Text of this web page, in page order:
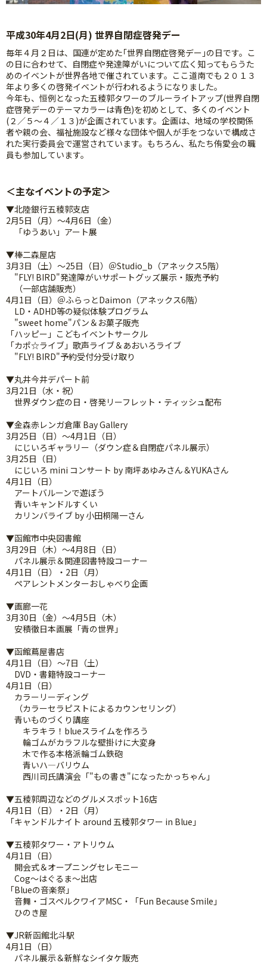
平成30年4月2日(月) 世界自閉症啓発デー
毎年４月２日は、国連が定めた｢世界自閉症啓発デー｣の日です。こ
の日に合わせて、自閉症や発達障がいについて広く知ってもらうた
めのイベントが世界各地で催されています。ここ道南でも２０１３
年より多くの啓発イベントが行われるようになりました。
今年も、恒例となった五稜郭タワーのブルーライトアップ(世界自閉
症啓発デーのテーマカラーは青色)を初めとして、多くのイベント
(２／５～４／１３)が企画されています。企画は、地域の学校関係
者や親の会、福祉施設など様々な団体や個人が手をつないで構成さ
れた実行委員会で運営されています。もちろん、私たち侑愛会の職
員も参加しています。
＜主なイベントの予定＞
▼北陸銀行五稜郭支店
2月5日（月）～4月6日（金）
「ゆうあい」アート展
▼棒二森屋店
3月3日（土）～25日（日）＠Studio_b（アネックス5階）
"FLY! BIRD"発達障がいサポートグッズ展示・販売予約
（一部店舗販売）
4月1日（日）＠ふらっとDaimon（アネックス6階）
LD・ADHD等の疑似体験プログラム
"sweet home"パン＆お菓子販売
「ハッピー」こどもイベントサークル
「カポ☆ライブ」歌声ライブ＆あおいろライブ
"FLY! BIRD"予約受付分受け取り
▼丸井今井デパート前
3月21日（水・祝）
世界ダウン症の日・啓発リーフレット・ティッシュ配布
▼金森赤レンガ倉庫 Bay Gallery
3月25日（日）～4月1日（日）
にじいろギャラリー（ダウン症＆自閉症パネル展示）
3月25日（日）
にじいろ mini コンサート by 南坪あゆみさん＆YUKAさん
4月1日（日）
アートバルーンで遊ぼう
青いキャンドルすくい
カリンバライブ by 小田桐陽一さん
▼函館市中央図書館
3月29日（木）～4月8日（日）
パネル展示＆関連図書特設コーナー
4月1日（日）・2日（月）
ペアレントメンターおしゃべり企画
▼画廊一花
3月30日（金）～4月5日（木）
安積徹日本画展「青の世界」
▼函館蔦屋書店
4月1日（日）～7日（土）
DVD・書籍特設コーナー
4月1日（日）
カラーリーディング
（カラーセラピストによるカウンセリング）
青いものづくり講座
キラキラ！blueスライムを作ろう
輪ゴムがカラフルな壁掛けに大変身
木で作る本格派輪ゴム鉄砲
青いハ―バリウム
西川司氏講演会「"もの書き"になったかっちゃん」
▼五稜郭周辺などのグルメスポット16店
4月1日（日）・2日（月）
「キャンドルナイト around 五稜郭タワー in Blue」
▼五稜郭タワー・アトリウム
4月1日（日）
開会式＆オープニングセレモニー
Cog～はぐるま～出店
「Blueの音楽祭」
音舞・ゴスペルクワイアMSC・「Fun Because Smile」
ひのき屋
▼JR新函館北斗駅
4月1日（日）
パネル展示＆新鮮なシイタケ販売